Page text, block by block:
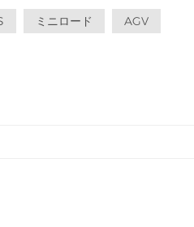
プロセスを合理化し、在庫制御を
ミニロード
AGV